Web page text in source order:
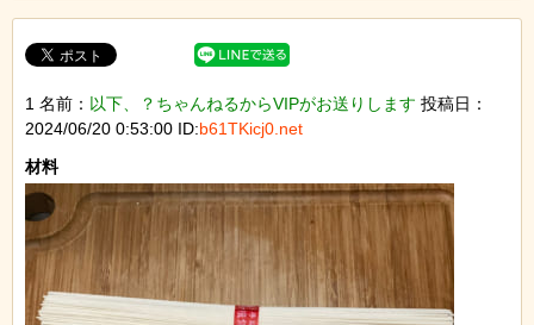
1 名前： 以下、？ちゃんねるからVIPがお送りします 投稿日：
2024/06/20 0:53:00 ID:b61TKicj0.net